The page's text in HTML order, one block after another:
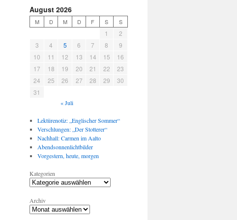
August 2026
M D M D F S S
1
2
3
4 5 6 7 8
9
10
11 12 13 14 15
16
17
18 19 20 21 22
23
24
25 26 27 28 29
30
31
« Juli
Lektürenotiz: „Englischer Sommer“
Verschlungen: „Der Stotterer“
Nachhall: Carmen im Aalto
Abendsonnenlichtbilder
Vorgestern, heute, morgen
Kategorien
Archiv